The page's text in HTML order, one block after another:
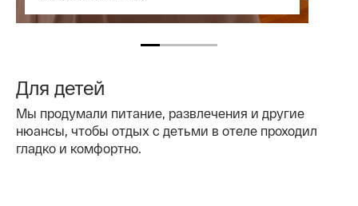
Для детей
Мы продумали питание, развлечения и другие
нюансы, чтобы отдых с детьми в отеле проходил
гладко и комфортно.